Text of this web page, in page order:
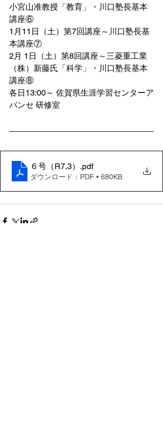
小宮山准教授「教育」・川口塾長基本
講座⑥
1月11日（土）第7回講座～川口塾長基
本講座⑦
2月 1日（土）第8回講座～三菱重工業
（株）新藤氏「科学」・川口塾長基本
講座⑧
各日13:00～ 佐賀県生涯学習センターア
バンセ 研修室
６号（R7.3） .pdf
ダウンロード：PDF • 680KB